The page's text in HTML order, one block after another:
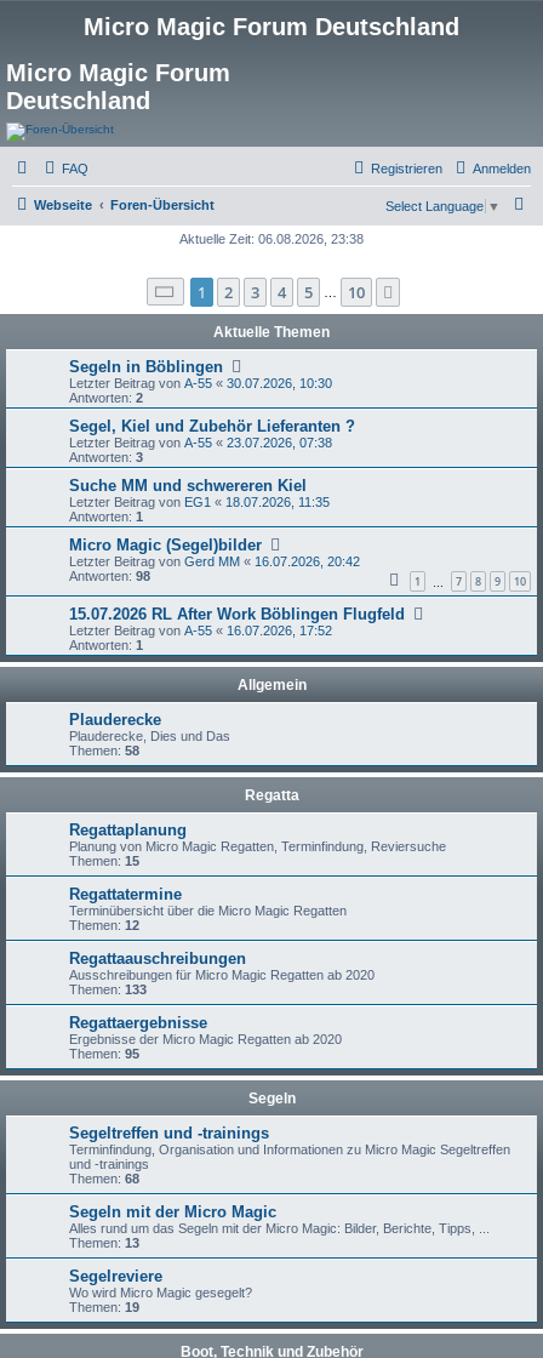
Micro Magic Forum Deutschland
Micro Magic Forum
Deutschland
FAQ Anmelden
Registrieren
Webseite Foren-Übersicht Select Language ▼
Aktuelle Zeit: 06.08.2026, 23:38
Seite 1von 10
1 2 3 4 5 10
Aktuelle Themen
Segeln in Böblingen
Letzter Beitrag von A-55 « 30.07.2026, 10:30
Antworten: 2
Segel, Kiel und Zubehör Lieferanten ?
Letzter Beitrag von A-55 « 23.07.2026, 07:38
Antworten: 3
Suche MM und schwereren Kiel
Letzter Beitrag von EG1 « 18.07.2026, 11:35
Antworten: 1
Micro Magic (Segel)bilder
Letzter Beitrag von Gerd MM « 16.07.2026, 20:42
Antworten: 98 1 7 8 9 10
15.07.2026 RL After Work Böblingen Flugfeld
Letzter Beitrag von A-55 « 16.07.2026, 17:52
Antworten: 1
Allgemein
Plauderecke
Plauderecke, Dies und Das
Themen: 58
Regatta
Regattaplanung
Planung von Micro Magic Regatten, Terminfindung, Reviersuche
Themen: 15
Regattatermine
Terminübersicht über die Micro Magic Regatten
Themen: 12
Regattaauschreibungen
Ausschreibungen für Micro Magic Regatten ab 2020
Themen: 133
Regattaergebnisse
Ergebnisse der Micro Magic Regatten ab 2020
Themen: 95
Segeln
Segeltreffen und -trainings
Terminfindung, Organisation und Informationen zu Micro Magic Segeltreffen
und -trainings
Themen: 68
Segeln mit der Micro Magic
Alles rund um das Segeln mit der Micro Magic: Bilder, Berichte, Tipps, ...
Themen: 13
Segelreviere
Wo wird Micro Magic gesegelt?
Themen: 19
Boot, Technik und Zubehör